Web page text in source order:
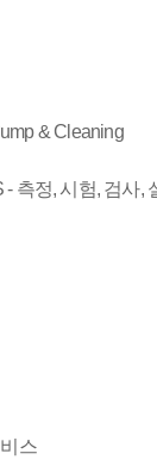
& Cleaning
측정, 시험, 검사,
스